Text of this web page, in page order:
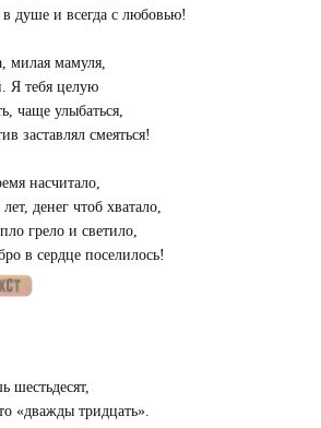
душе и всегда с любовью!
милая мамуля,
Я тебя целую
чаще улыбаться,
заставлял смеяться!
насчитало,
денег чтоб хватало,
грело и светило,
в сердце поселилось!
шестьдесят,
«дважды тридцать».